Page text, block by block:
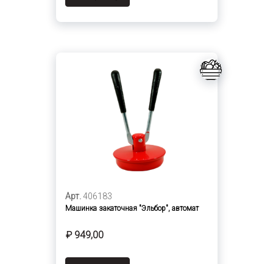
Арт. 406183
Машинка закаточная "Эльбор", автомат
₽ 949,00